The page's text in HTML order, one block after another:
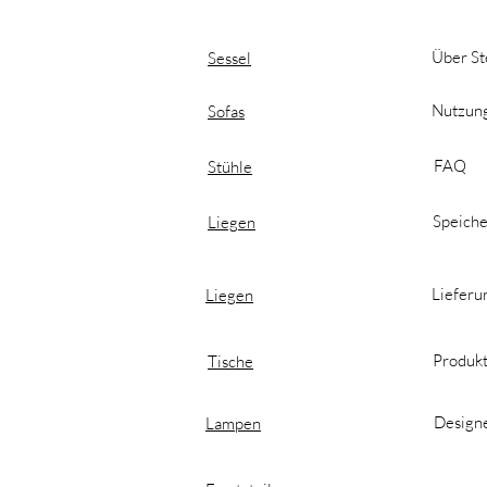
Sessel
Sofas
Stühle
Liegen
Über
FAQ
Liegen
Tische
Lampen